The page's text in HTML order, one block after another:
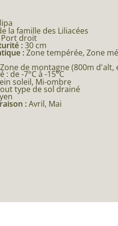
la famille des Liliacées
Port droit
:30 cm
:Zone tempérée, Zone
de montagne (800m d'alt,
: de -7°C à -15°C
soleil, Mi-ombre
type de sol drainé
:Avril, Mai